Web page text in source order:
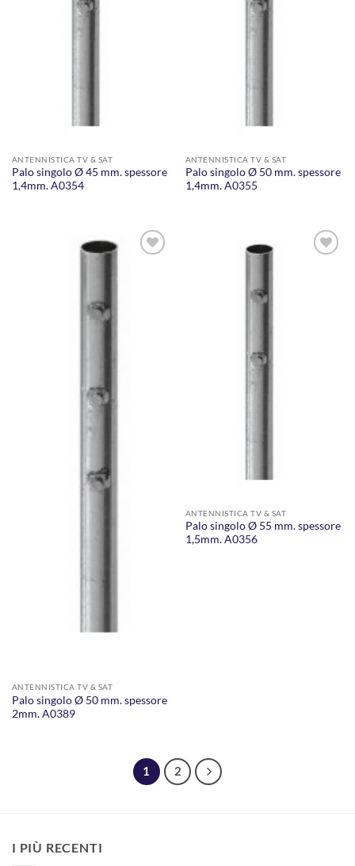
ANTENNISTICA TV & SAT
Palo singolo Ø 45 mm. spessore
1,4mm. A0354
ANTENNISTICA TV & SAT
Palo singolo Ø 50 mm. spessore
1,4mm. A0355
DESIDERI
ANTENNISTICA TV & SAT
Palo singolo Ø 50 mm. spessore
2mm. A0389
ANTENNISTICA TV & SAT
Palo singolo Ø 55 mm. spessore
1,5mm. A0356
1 2
I PIÙ RECENTI